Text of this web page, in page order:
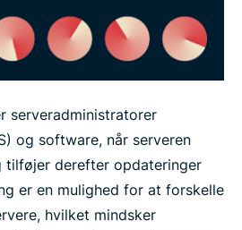
serveradministratorer
og software, når serveren
derefter opdateringer
er en mulighed for at forskelle
hvilket mindsker